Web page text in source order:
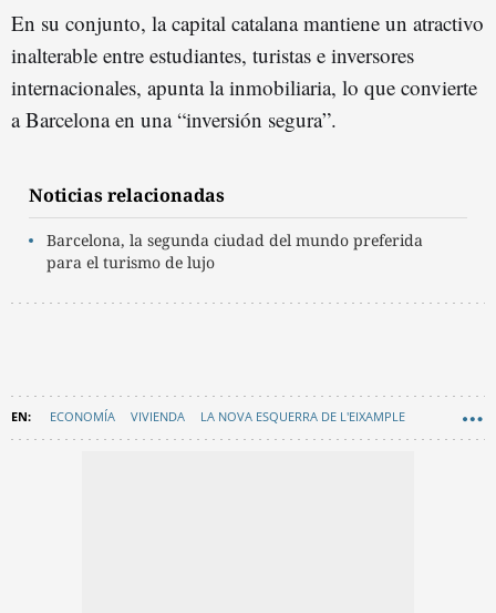
En su conjunto, la capital catalana mantiene un atractivo
inalterable entre estudiantes, turistas e inversores
internacionales, apunta la inmobiliaria, lo que convierte
a Barcelona en una “inversión segura”.
Noticias relacionadas
Barcelona, la segunda ciudad del mundo preferida
para el turismo de lujo
ECONOMÍA VIVIENDA LA NOVA ESQUERRA DE L'EIXAMPLE